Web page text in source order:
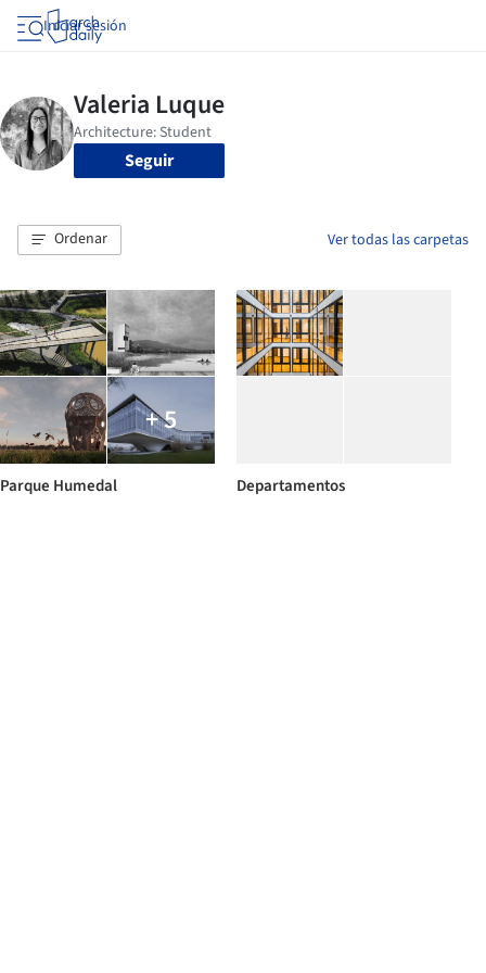
Iniciar sesión
Seguir
Ordenar Ver todas las carpetas
+ 5
Parque Humedal Departamentos